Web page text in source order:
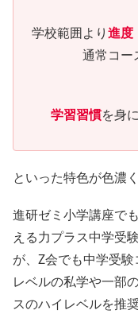
学校範囲より進度
通常コー
学習習慣を身
といった特色が色濃
進研ゼミ小学講座で
える力プラス中学受
が、Z会でも中学受
レベルの私学や一部
スのハイレベルを推